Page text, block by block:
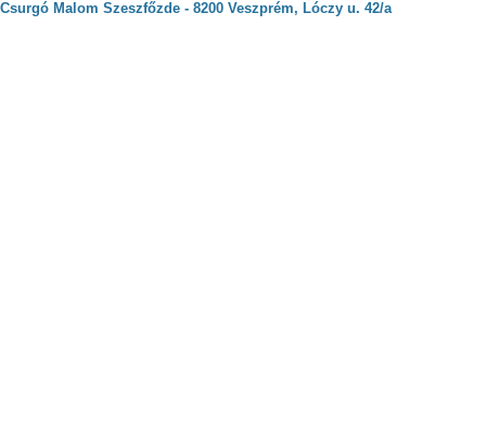
Csurgó Malom Szeszfőzde - 8200 Veszprém, Lóczy u. 42/a